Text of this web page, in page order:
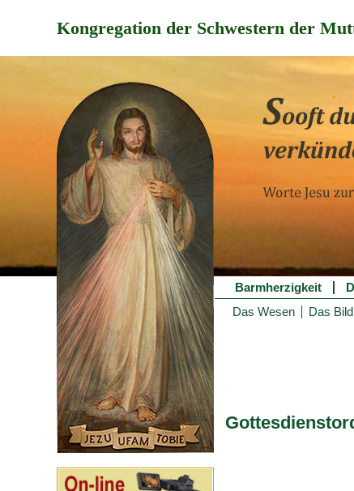
Kongregation der Schwestern der
Barmherzigkeit
Das Wesen
Das Bild